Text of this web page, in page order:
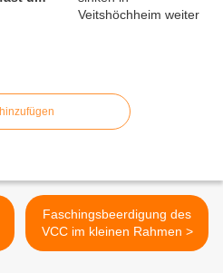
Faschingsbeerdigung des
VCC im kleinen Rahmen >